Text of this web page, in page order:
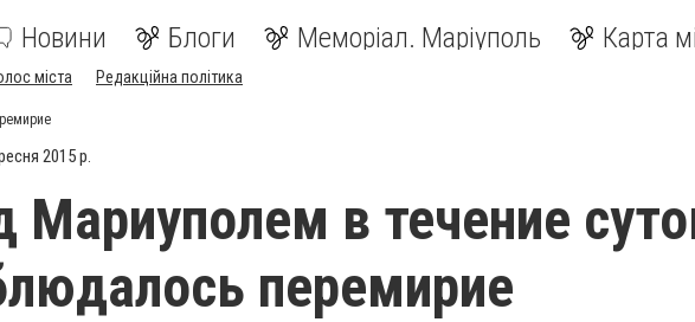
Новини Блоги Меморіал. Маріуполь Карта
міста Редакційна політика
2015 р.
Мариуполем в течение
перемирие